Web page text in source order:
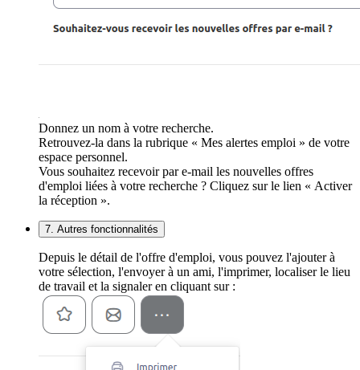
Donnez un nom à votre recherche.
Retrouvez-la dans la rubrique « Mes alertes emploi » de votre
espace personnel.
Vous souhaitez recevoir par e-mail les nouvelles offres
d'emploi liées à votre recherche ? Cliquez sur le lien « Activer
la réception ».
7. Autres fonctionnalités
Depuis le détail de l'offre d'emploi, vous pouvez l'ajouter à
votre sélection, l'envoyer à un ami, l'imprimer, localiser le lieu
de travail et la signaler en cliquant sur :